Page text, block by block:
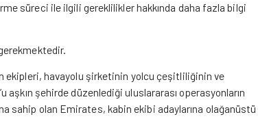
süreci ile ilgili gereklilikler hakkında daha fazla bilgi
ekipleri, havayolu şirketinin yolcu çeşitliliğinin ve
aşkın şehirde düzenlediği uluslararası operasyonların
sahip olan Emirates, kabin ekibi adaylarına olağanüstü